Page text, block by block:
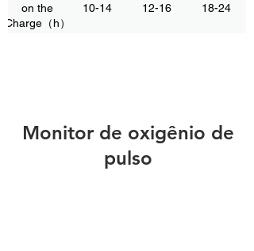
70, 70-200
200
200
on the
Charge（h）
10-14 12-16 18-24
Monitor de oxigênio de
pulso